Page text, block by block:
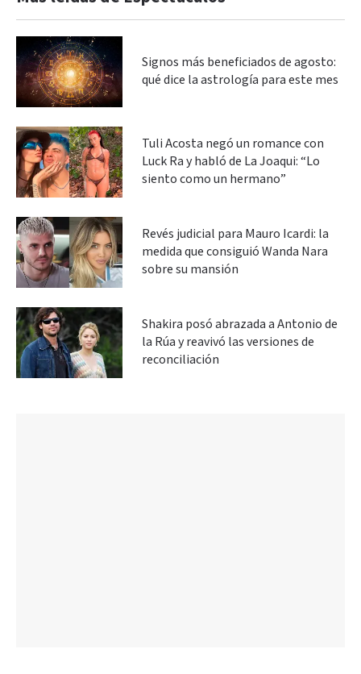
Signos más beneficiados de agosto:
qué dice la astrología para este mes
Tuli Acosta negó un romance con
Luck Ra y habló de La Joaqui: “Lo
siento como un hermano”
Revés judicial para Mauro Icardi: la
medida que consiguió Wanda Nara
sobre su mansión
Shakira posó abrazada a Antonio de
la Rúa y reavivó las versiones de
reconciliación